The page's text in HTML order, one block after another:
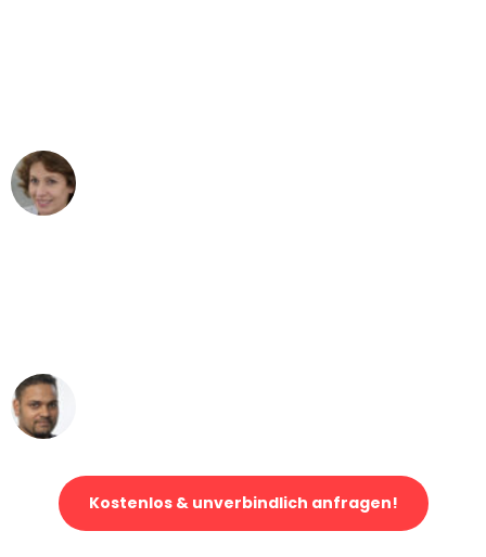
Kostenlos & unverbindlich anfragen!